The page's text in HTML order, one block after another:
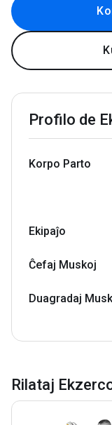
Profilo de
Korpo Parto
Ekipaĵo
Ĉefaj Muskoj
Duagradaj
Rilataj